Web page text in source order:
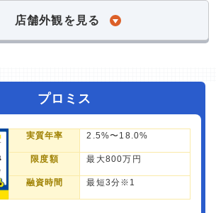
店舗外観を見る
プロミス
実質年率 2.5%〜18.0%
限度額 最大800万円
融資時間 最短3分※1